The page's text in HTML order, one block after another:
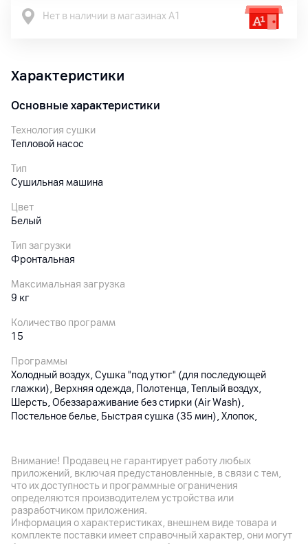
Нет в наличии в магазинах А1
Характеристики
Основные характеристики
Технология сушки
Тепловой насос
Тип
Сушильная машина
Цвет
Белый
Тип загрузки
Фронтальная
Максимальная загрузка
9 кг
Количество программ
15
Программы
Холодный воздух, Сушка "под утюг" (для последующей
глажки), Верхняя одежда, Полотенца, Теплый воздух,
Шерсть, Обеззараживание без стирки (Air Wash),
Постельное белье, Быстрая сушка (35 мин), Хлопок,
Класс энергопотребления
A+++
Функции и особенности
Отложенное окончание программы; отключение сигнала;
лампа; предотвращение складок; детский замок; умное
Внимание! Продавец не гарантирует работу любых
приложений, включая предустановленные, в связи с тем,
что их доступность и программные ограничения
определяются производителем устройства или
разработчиком приложения.
Информация о характеристиках, внешнем виде товара и
комплекте поставки имеет справочный характер, они могут